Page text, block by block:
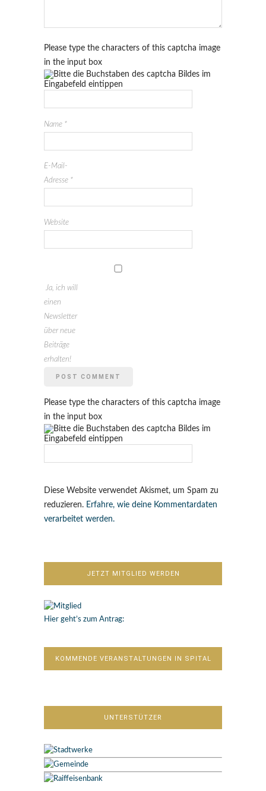
Please type the characters of this captcha image
in the input box
Name *
E-Mail-
Adresse *
Website
Ja, ich will
einen
Newsletter
über neue
Beiträge
erhalten!
Please type the characters of this captcha image
in the input box
Diese Website verwendet Akismet, um Spam zu
reduzieren. Erfahre, wie deine Kommentardaten
verarbeitet werden.
JETZT MITGLIED WERDEN
Hier geht’s zum Antrag:
KOMMENDE VERANSTALTUNGEN IN SPITAL
UNTERSTÜTZER